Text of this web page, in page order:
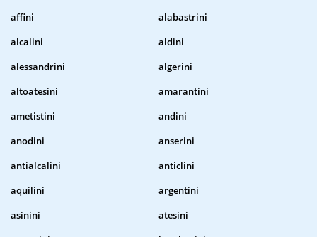
affini
alabastrini
alcalini
aldini
alessandrini
algerini
altoatesini
amarantini
ametistini
andini
anodini
anserini
antialcalini
anticlini
aquilini
argentini
asinini
atesini